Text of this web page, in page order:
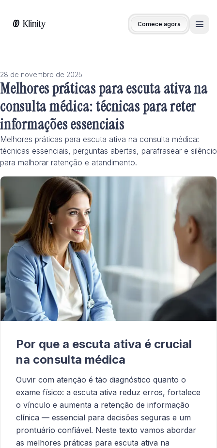
Comece agora
28 de novembro de 2025
Melhores práticas para escuta ativa na
consulta médica: técnicas para reter
informações essenciais
Melhores práticas para escuta ativa na consulta médica:
técnicas essenciais, perguntas abertas, parafrasear e silêncio
para melhorar retenção e atendimento.
Por que a escuta ativa é crucial
na consulta médica
Ouvir com atenção é tão diagnóstico quanto o
exame físico: a escuta ativa reduz erros, fortalece
o vínculo e aumenta a retenção de informação
clínica — essencial para decisões seguras e um
prontuário confiável. Neste texto vamos abordar
as melhores práticas para escuta ativa na